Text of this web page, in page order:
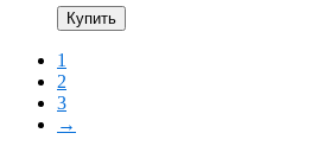
Купить
1
2
3
→